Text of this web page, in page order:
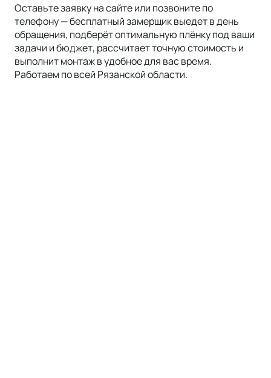
Оставьте заявку на сайте или позвоните по
телефону — бесплатный замерщик выедет в день
обращения, подберёт оптимальную плёнку под ваши
задачи и бюджет, рассчитает точную стоимость и
выполнит монтаж в удобное для вас время.
Работаем по всей Рязанской области.